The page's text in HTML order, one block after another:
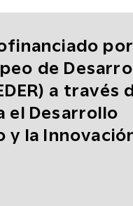
de
a través
el Desarrollo
y la